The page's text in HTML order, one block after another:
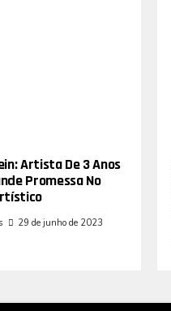
Artista De 3 Anos
Promessa No
29 de junho de 2023